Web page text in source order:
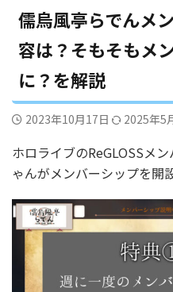
儒烏風亭らでんメ
容は？そもそもメ
に？を解説
2023年10月17日 2025年5
ホロライブのReGLOSSメ
ゃんがメンバーシップを開